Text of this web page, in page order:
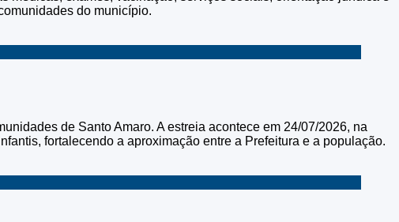
do município.
de Santo Amaro. A estreia acontece em 24/07/2026, na
fortalecendo a aproximação entre a Prefeitura e a população.